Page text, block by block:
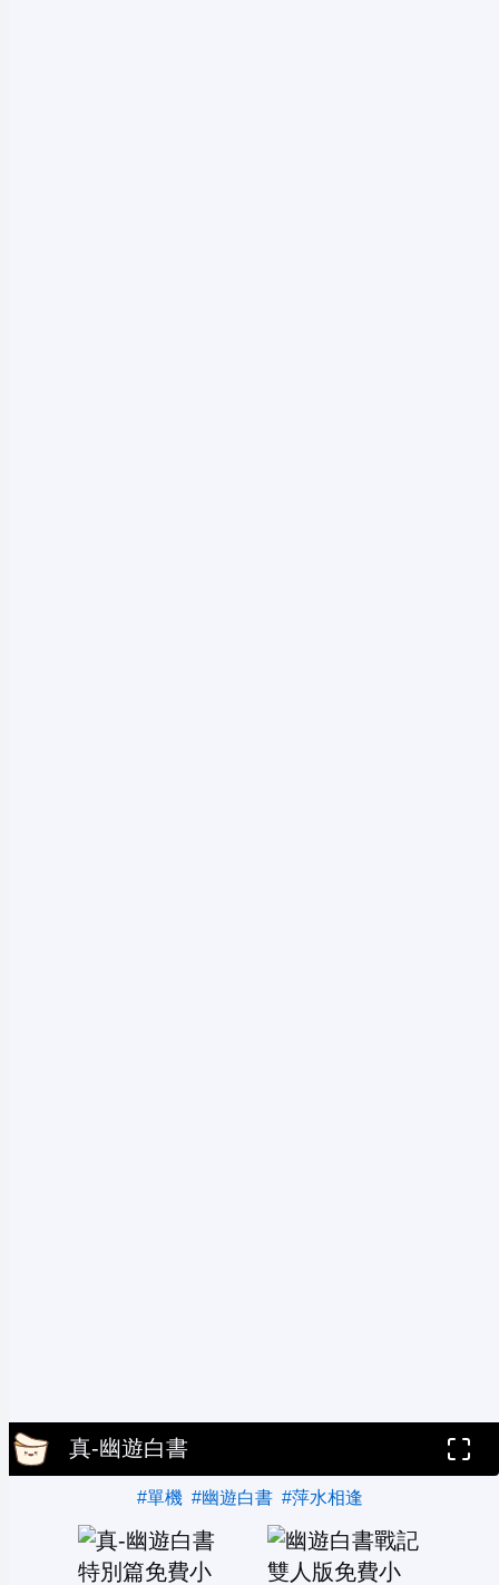
真-幽遊白書
#單機 #幽遊白書 #萍水相逢